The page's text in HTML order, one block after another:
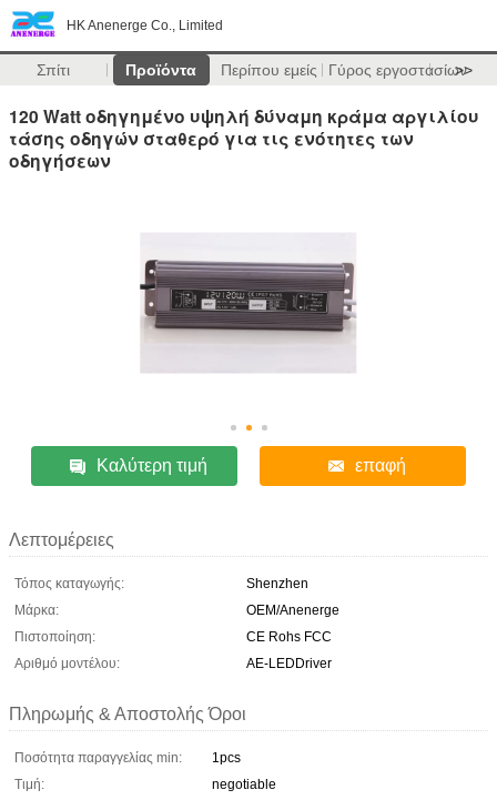
HK Anenerge Co., Limited
Σπίτι Προϊόντα Περίπου εμείς Γύρος εργοστασίων
>>
120 Watt οδηγημένο υψηλή δύναμη κράμα αργιλίου
τάσης οδηγών σταθερό για τις ενότητες των
οδηγήσεων
Καλύτερη τιμή επαφή
Λεπτομέρειες
Τόπος καταγωγής:
Shenzhen
Μάρκα:
OEM/Anenerge
Πιστοποίηση:
CE Rohs FCC
Αριθμό μοντέλου:
AE-LEDDriver
Πληρωμής & Αποστολής Όροι
Ποσότητα παραγγελίας min:
1pcs
Τιμή:
negotiable